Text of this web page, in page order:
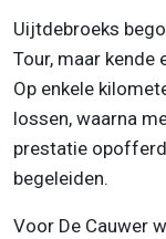
Uijtdebroeks
Tour, maar
Op enkele
lossen, waarna
prestatie
begeleiden.
Voor De Cauwer